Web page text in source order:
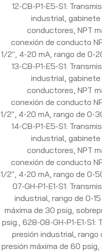
12-CB-P1-E5-S1:
industrial,
conductores, NPT
conexión de conducto
1/2", 4-20 mA, rango de 0-
13-CB-P1-E5-S1:
industrial,
conductores, NPT
conexión de conducto
1/2", 4-20 mA, rango de 0-
14-CB-P1-E5-S1:
industrial,
conductores, NPT
conexión de conducto
1/2", 4-20 mA, rango de 0-
07-GH-P1-E1-S1:
industrial, rango de 0-
máxima de 30 psig,
psig. 628-08-GH-P1-E1-S1:
presión industrial, rango
presión máxima de 60